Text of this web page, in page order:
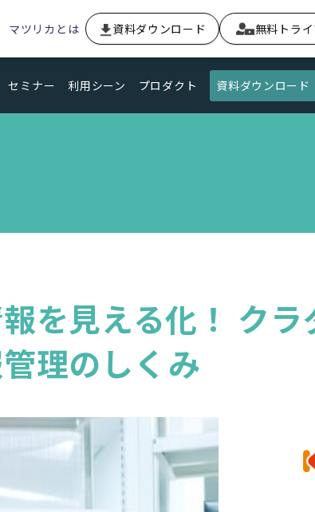
マツリカとは 資料ダウンロード 無料トラ
セミナー 利用シーン プロダクト 資料ダウンロード
を見える化！ クラ
理のしくみ